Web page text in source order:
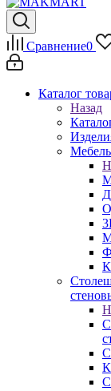
Сравнение0
Каталог
Назад